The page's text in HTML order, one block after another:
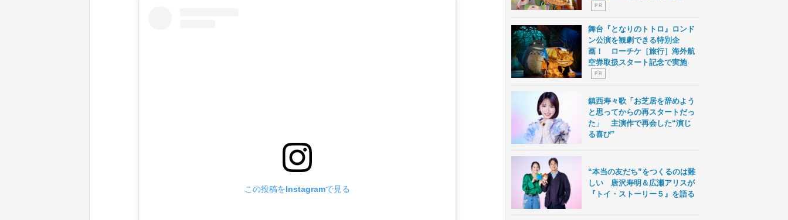
この投稿をInstagramで見る
P R
舞台『となりのトトロ』ロンド
ン公演を観劇できる特別企
画！ ローチケ［旅行］海外航
空券取扱スタート記念で実施
P R
鎮西寿々歌「お芝居を辞めよう
と思ってからの再スタートだっ
た」 主演作で再会した“演じ
る喜び”
“本当の友だち”をつくるのは難
しい 唐沢寿明＆広瀬アリスが
『トイ・ストーリー５』を語る